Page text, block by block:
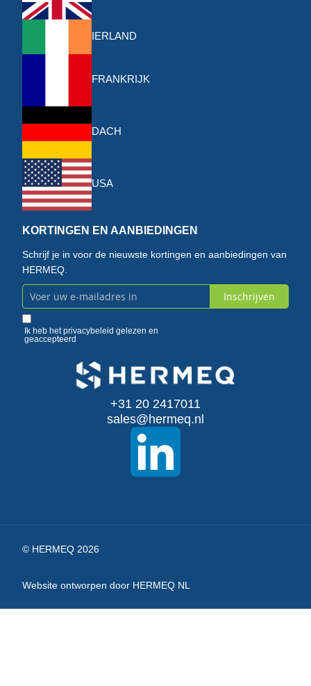
IERLAND
FRANKRIJK
DACH
USA
KORTINGEN EN AANBIEDINGEN
Schrijf je in voor de nieuwste kortingen en aanbiedingen van
HERMEQ.
Abonneer
u
Inschrijven
Ik heb hetprivacybeleid gelezen en
geaccepteerd
+31 20 2417011
sales@hermeq.nl
© HERMEQ 2026
Website ontworpen door HERMEQ NL